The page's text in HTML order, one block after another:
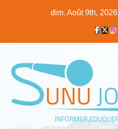
dim. Août 9th, 2026